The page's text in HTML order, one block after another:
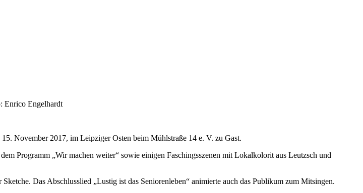
Enrico Engelhardt
November 2017, im Leipziger Osten beim Mühlstraße 14 e. V. zu Gast.
Programm „Wir machen weiter“ sowie einigen Faschingsszenen mit Lokalkolorit aus Leutzsch und
Das Abschlusslied „Lustig ist das Seniorenleben“ animierte auch das Publikum zum Mitsingen.